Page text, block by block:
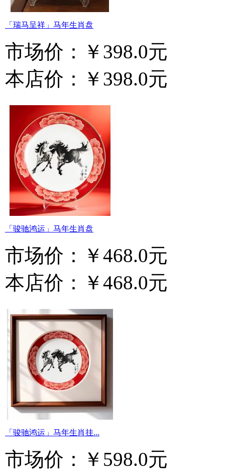
「瑞马呈祥」马年生肖盘
市场价：
￥398.0元
本店价：
￥398.0元
「骏驰鸿运」马年生肖盘
市场价：
￥468.0元
本店价：
￥468.0元
「骏驰鸿运」马年生肖挂...
市场价： ￥598.0元